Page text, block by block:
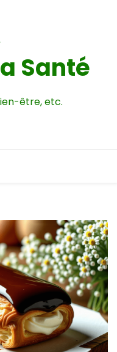
Santé
être, etc.